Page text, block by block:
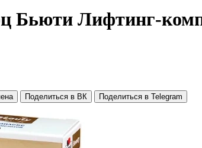
Бьюти Лифтинг-
Поделиться в ВК Поделиться в Telegram